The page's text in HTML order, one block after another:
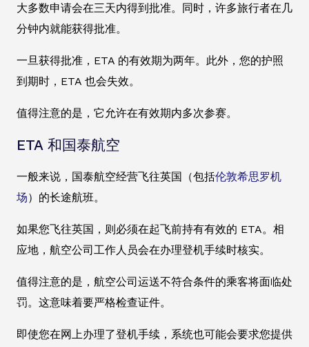
大多数申请会在三天内得到批准。同时，许多旅行者在几
分钟内就能获得批准。
一旦获得批准，ETA 的有效期为两年。此外，您的护照
到期时，ETA 也会失效。
值得注意的是，它允许在有效期内多次参赛。
ETA 和国泰航空
一般来说，国泰航空经营飞往英国（包括伦敦希思罗机
场）的长途航班。
如果您飞往英国，则必须在起飞前持有有效的 ETA。相
应地，航空公司工作人员会在办理登机手续时核实。
值得注意的是，航空公司运送不符合条件的乘客将面临处
罚。这意味着要严格检查证件。
即使您在网上办理了登机手续，系统也可能会要求您提供